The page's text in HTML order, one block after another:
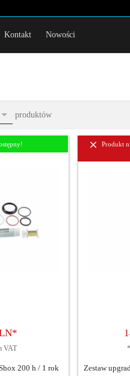
Kontakt Nowości
produktów
VAT
200 h / 1 rok
Produkt
Zestaw